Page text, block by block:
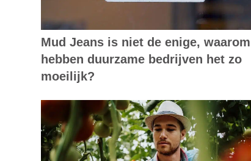
Mud Jeans is niet de enige, waarom
hebben duurzame bedrijven het zo
moeilijk?